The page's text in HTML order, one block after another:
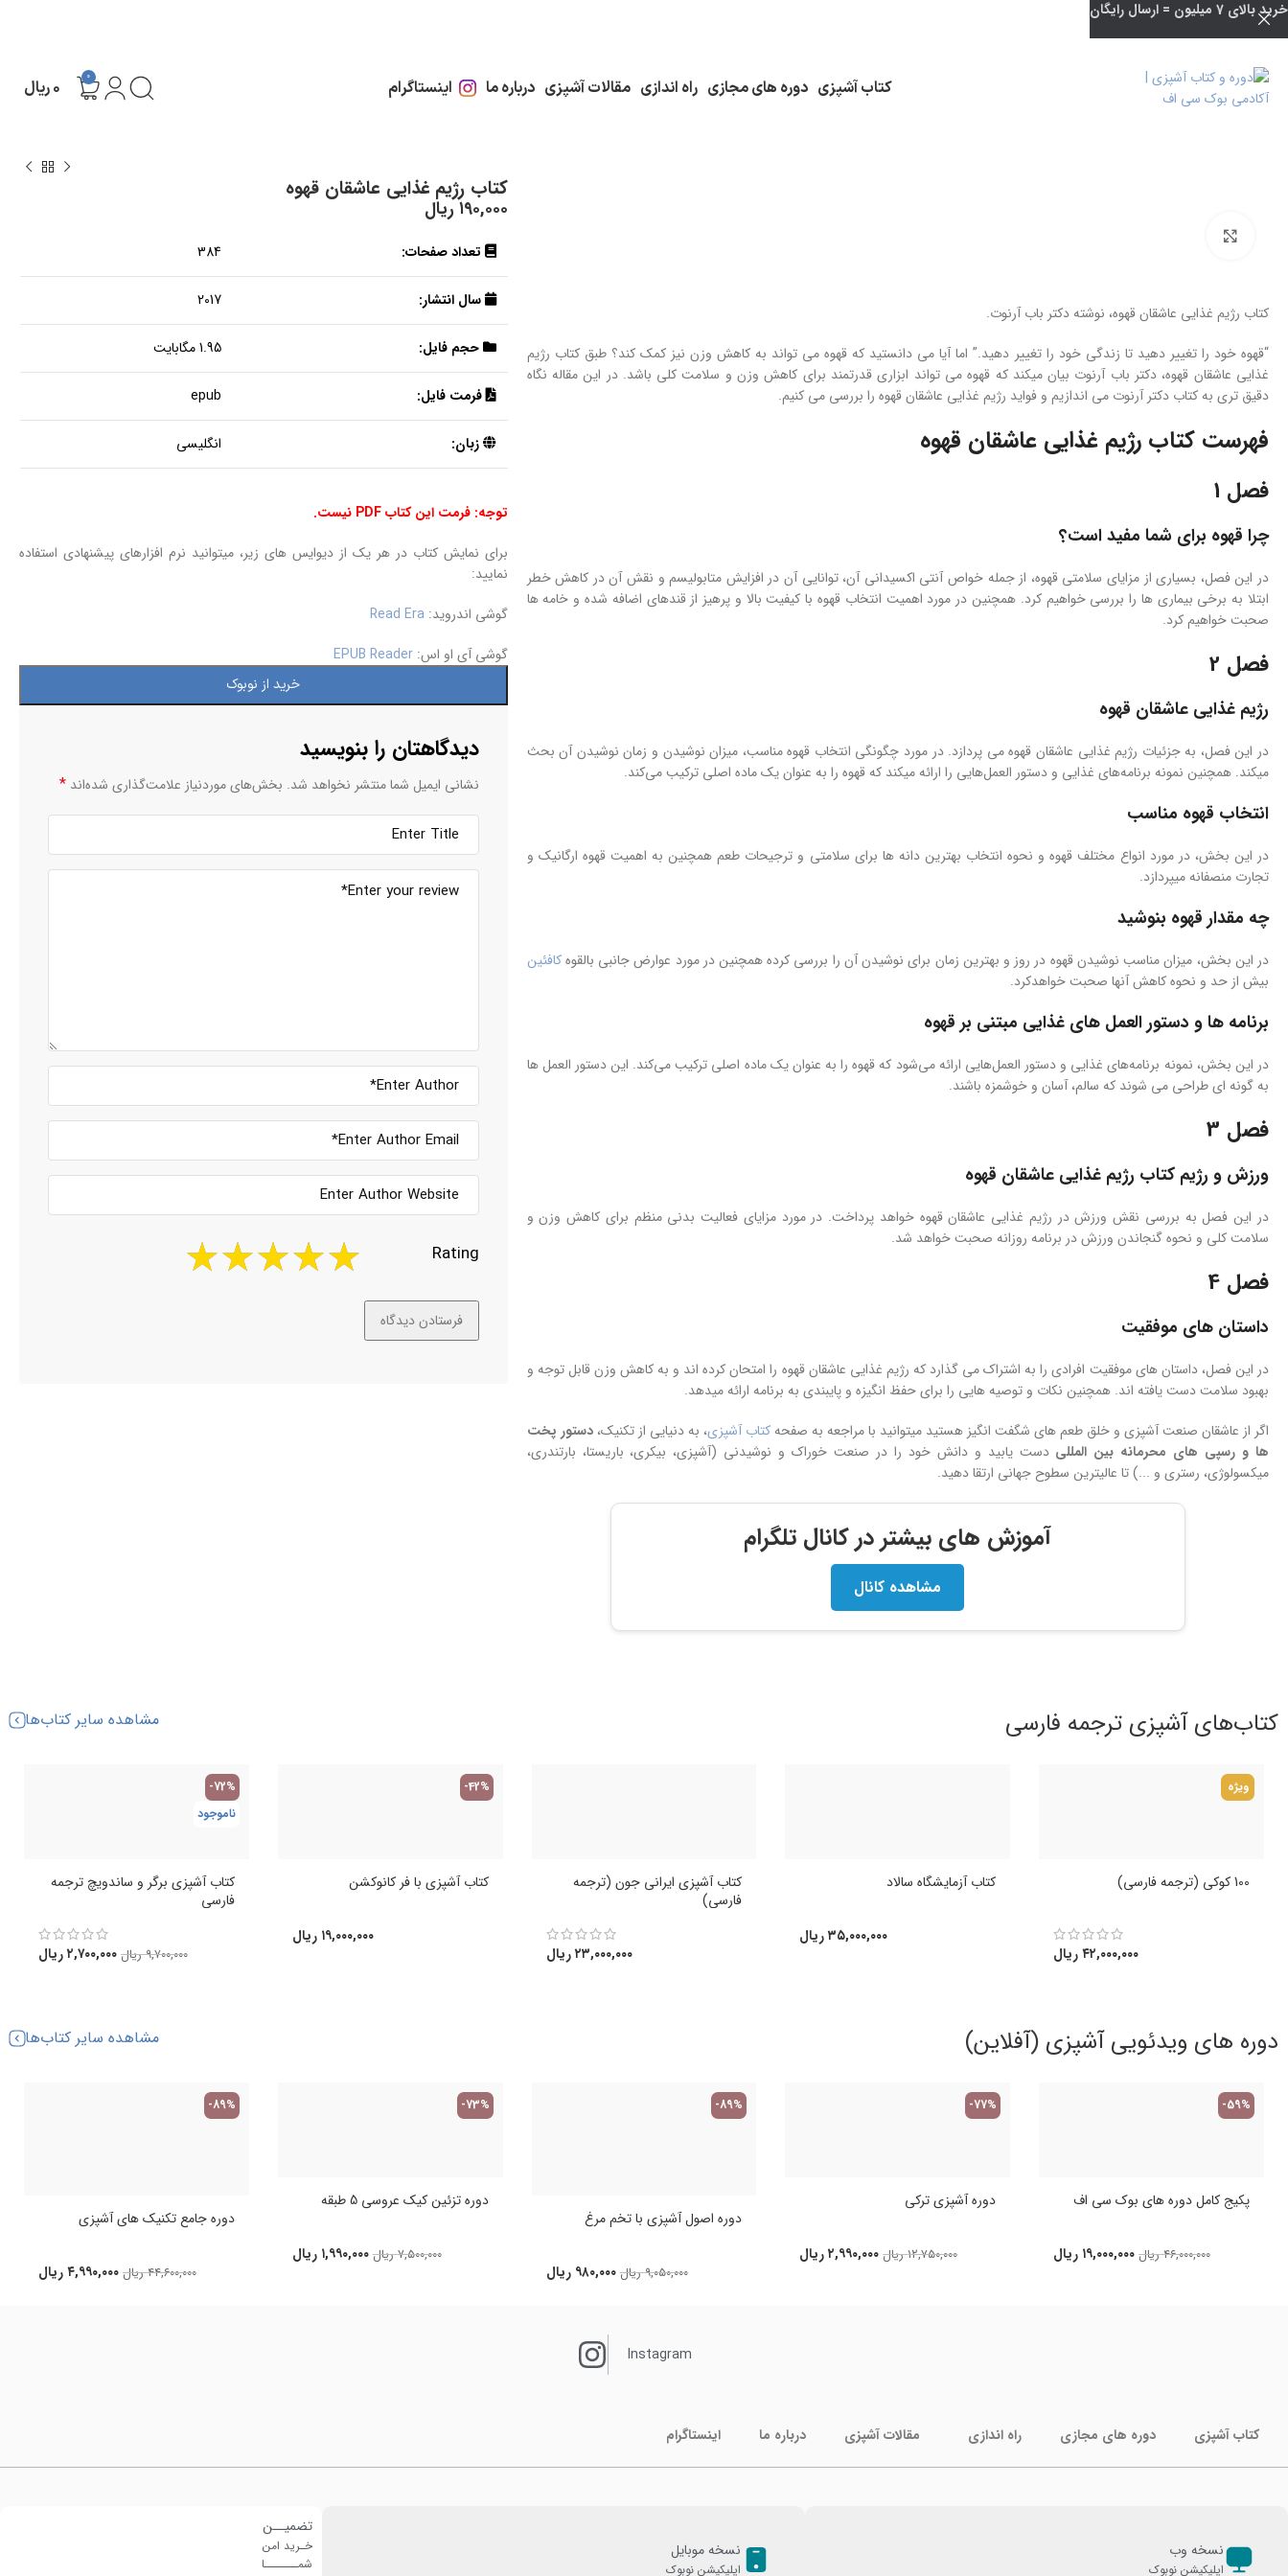
کتاب آشپزی دوره های مجازی راه اندازی مقالات آشپزی درباره ما اینستاگرام 0 ۰ریال
کتاب رژیم غذایی عاشقان قهوه، نوشته دکتر باب آرنوت.
“قهوه خود را تغییر دهید تا زندگی خود را تغییر دهید.” اما آیا می دانستید که قهوه می تواند به کاهش وزن نیز کمک کند؟ طبق کتاب رژیم
غذایی عاشقان قهوه، دکتر باب آرنوت بیان میکند که قهوه می تواند ابزاری قدرتمند برای کاهش وزن و سلامت کلی باشد. در این مقاله نگاه
دقیق تری به کتاب دکتر آرنوت می اندازیم و فواید رژیم غذایی عاشقان قهوه را بررسی می کنیم.
فهرست کتاب رژیم غذایی عاشقان قهوه
فصل 1
چرا قهوه برای شما مفید است؟
در این فصل، بسیاری از مزایای سلامتی قهوه، از جمله خواص آنتی اکسیدانی آن، توانایی آن در افزایش متابولیسم و نقش آن در کاهش خطر
ابتلا به برخی بیماری ها را بررسی خواهیم کرد. همچنین در مورد اهمیت انتخاب قهوه با کیفیت بالا و پرهیز از قندهای اضافه شده و خامه ها
صحبت خواهیم کرد.
فصل 2
رژیم غذایی عاشقان قهوه
در این فصل، به جزئیات رژیم غذایی عاشقان قهوه می پردازد. در مورد چگونگی انتخاب قهوه مناسب، میزان نوشیدن و زمان نوشیدن آن بحث
میکند. همچنین نمونه برنامه‌های غذایی و دستور العمل‌هایی را ارائه میکند که قهوه را به عنوان یک ماده اصلی ترکیب می‌کند.
انتخاب قهوه مناسب
در این بخش، در مورد انواع مختلف قهوه و نحوه انتخاب بهترین دانه ها برای سلامتی و ترجیحات طعم همچنین به اهمیت قهوه ارگانیک و
تجارت منصفانه میپردازد.
چه مقدار قهوه بنوشید
در این بخش، میزان مناسب نوشیدن قهوه در روز و بهترین زمان برای نوشیدن آن را بررسی کرده همچنین در مورد عوارض جانبی بالقوهکافئین
بیش از حد و نحوه کاهش آنها صحبت خواهدکرد.
برنامه ها و دستور العمل های غذایی مبتنی بر قهوه
در این بخش، نمونه برنامه‌های غذایی و دستور العمل‌هایی ارائه می‌شود که قهوه را به عنوان یک ماده اصلی ترکیب می‌کند. این دستور العمل ها
به گونه ای طراحی می شوند که سالم، آسان و خوشمزه باشند.
فصل 3
ورزش و رژیم کتاب رژیم غذایی عاشقان قهوه
در این فصل به بررسی نقش ورزش در رژیم غذایی عاشقان قهوه خواهد پرداخت. در مورد مزایای فعالیت بدنی منظم برای کاهش وزن و
سلامت کلی و نحوه گنجاندن ورزش در برنامه روزانه صحبت خواهد شد.
فصل 4
داستان های موفقیت
در این فصل، داستان های موفقیت افرادی را به اشتراک می گذارد که رژیم غذایی عاشقان قهوه را امتحان کرده اند و به کاهش وزن قابل توجه و
بهبود سلامت دست یافته اند. همچنین نکات و توصیه هایی را برای حفظ انگیزه و پایبندی به برنامه ارائه میدهد.
اگر از عاشقان صنعت آشپزی و خلق طعم های شگفت انگیز هستید میتوانید با مراجعه به صفحهکتاب آشپزی، به دنیایی از تکنیک،دستور پخت
ها و رسپی های محرمانه بین المللی دست یابید و دانش خود را در صنعت خوراک و نوشیدنی (آشپزی، بیکری، باریستا، بارتندری،
میکسولوژی، رستری و ...) تا عالیترین سطوح جهانی ارتقا دهید.
آموزش های بیشتر در کانال تلگرام
مشاهده کانال
کتاب رژیم غذایی عاشقان قهوه
۱۹۰,۰۰۰ ریال
تعداد صفحات: 384
سال انتشار: 2017
حجم فایل: 1.95 مگابایت
فرمت فایل: epub
زبان: انگلیسی
توجه: فرمت این کتاب PDF نیست.
برای نمایش کتاب در هر یک از دیوایس های زیر، میتوانید نرم افزارهای پیشنهادی استفاده
نمایید:
گوشی اندروید: Read Era
گوشی آی او اس:EPUB Reader
خرید از نوبوک
دیدگاهتان را بنویسید
نشانی ایمیل شما منتشر نخواهد شد. بخش‌های موردنیاز علامت‌گذاری شده‌اند*
Rating
کتاب‌های آشپزی ترجمه فارسی مشاهده سایر کتاب‌ها
ویژه
100 کوکی (ترجمه فارسی)
۴۲,۰۰۰,۰۰۰ریال
کتاب آزمایشگاه سالاد
۳۵,۰۰۰,۰۰۰ ریال
کتاب آشپزی ایرانی جون (ترجمه
فارسی)
۲۳,۰۰۰,۰۰۰ریال
-42%
کتاب آشپزی با فر کانوکشن
۱۹,۰۰۰,۰۰۰ ریال
-72%
ناموجود
کتاب آشپزی برگر و ساندویچ ترجمه
فارسی
۹,۷۰۰,۰۰۰ ریال ۲,۷۰۰,۰۰۰ریال
دوره های ویدئویی آشپزی (آفلاین) مشاهده سایر کتاب‌ها
-59%
پکیج کامل دوره های بوک سی اف
۴۶,۰۰۰,۰۰۰ ریال ۱۹,۰۰۰,۰۰۰ ریال
-77%
دوره آشپزی ترکی
۱۲,۷۵۰,۰۰۰ ریال ۲,۹۹۰,۰۰۰ ریال
-89%
دوره اصول آشپزی با تخم مرغ
۹,۰۵۰,۰۰۰ ریال ۹۸۰,۰۰۰ ریال
-73%
دوره تزئین کیک عروسی 5 طبقه
۷,۵۰۰,۰۰۰ ریال ۱,۹۹۰,۰۰۰ ریال
-89%
دوره جامع تکنیک های آشپزی
۴۴,۶۰۰,۰۰۰ ریال ۴,۹۹۰,۰۰۰ریال
Instagram
کتاب آشپزی دوره های مجازی راه اندازی مقالات آشپزی درباره ما اینستاگرام
نسخه وب
اپلیکیشن نوبوک
نسخه موبایل
اپلیکیشن نوبوک
تضمیــن
خـرید امن
شمـــــــا
خرید بالای 7 میلیون = ارسال رایگان